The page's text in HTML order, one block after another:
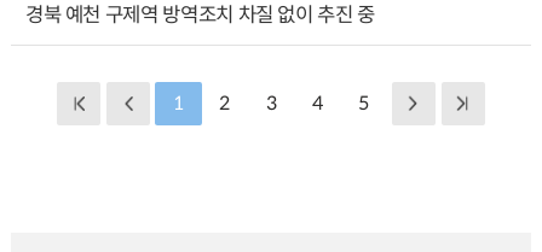
경북 예천 구제역 방역조치 차질 없이 추진 중
1 2 3 4 5